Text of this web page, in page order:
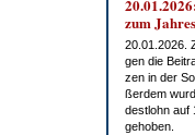
zum
20.01.2026.
gen die
zen in der
ßer­dem
dest­lohn auf
ge­ho­ben.